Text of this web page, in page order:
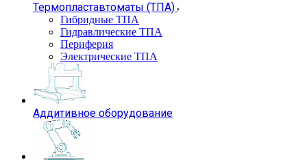
Термопластавтоматы (ТПА)
Гибридные ТПА
Гидравлические ТПА
Периферия
Электрические ТПА
Аддитивное оборудование